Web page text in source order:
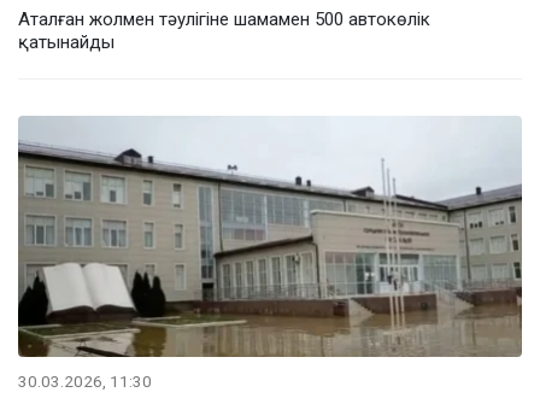
Аталған жолмен тәулігіне шамамен 500 автокөлік
қатынайды
30.03.2026, 11:30